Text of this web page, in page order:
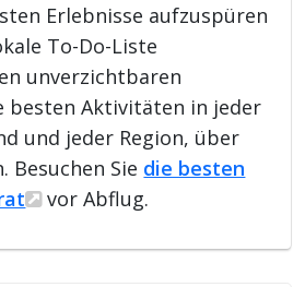
Erlebnisse aufzuspüren
To-Do-Liste
unverzichtbaren
besten Aktivitäten in jeder
und jeder Region, über
Besuchen Sie die besten
vor Abflug.